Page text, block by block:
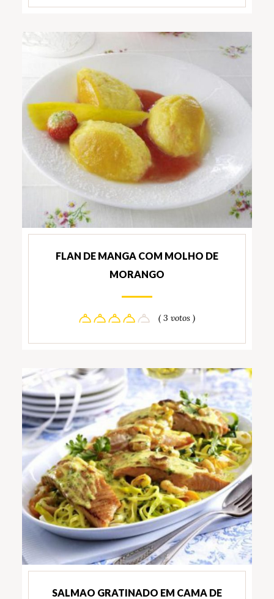
FLAN DE MANGA COM MOLHO DE
MORANGO
( 3 votos )
SALMAO GRATINADO EM CAMA DE